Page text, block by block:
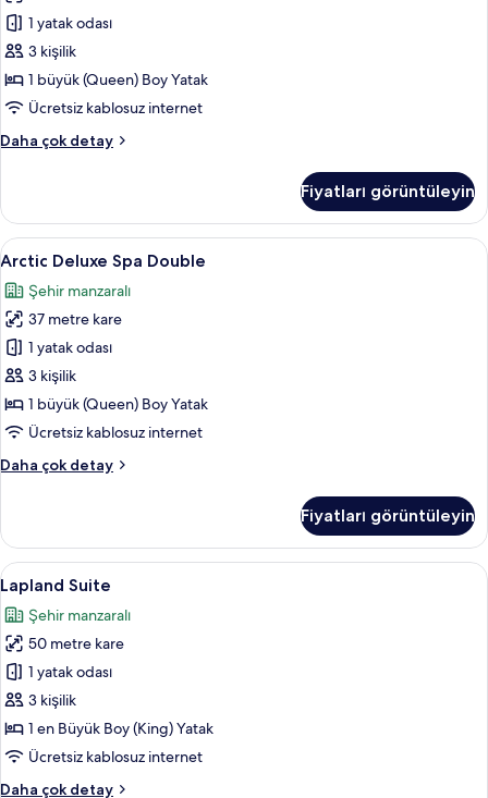
Balcony
için
tüm
fotoğrafları
1 yatak odası
3 kişilik
1 büyük (Queen) Boy Yatak
Ücretsiz kablosuz internet
Daha çok detay
Mystique
Balcony
hakkında
daha
detay
Fiyatları görüntüleyin
Arctic
Deluxe
Spa
Double
için
tüm
fotoğrafları
görün
Arctic Deluxe Spa Double | Kaliteli
19
Arctic Deluxe Spa Double
Şehir manzaralı
37 metre kare
1 yatak odası
3 kişilik
1 büyük (Queen) Boy Yatak
Ücretsiz kablosuz internet
Daha çok detay
Arctic
hakkında
daha
fazla
detay
Fiyatları görüntüleyin
Lapland
Suite
için
tüm
fotoğrafları
görün
Lapland Suite | Kaliteli yatak takımı,
16
Lapland Suite
Şehir manzaralı
50 metre kare
1 yatak odası
3 kişilik
1 en Büyük Boy (King) Yatak
Ücretsiz kablosuz internet
Daha çok detay
Lapland